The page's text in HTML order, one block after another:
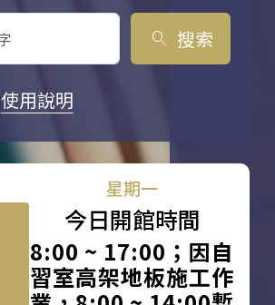
search 搜索
使用說明
星期一
今日開館時間
8:00 ~ 17:00；因自
習室高架地板施工作